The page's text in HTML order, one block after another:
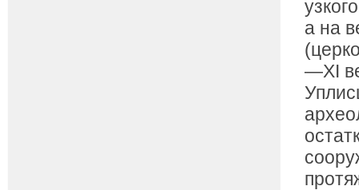
а на
—XI